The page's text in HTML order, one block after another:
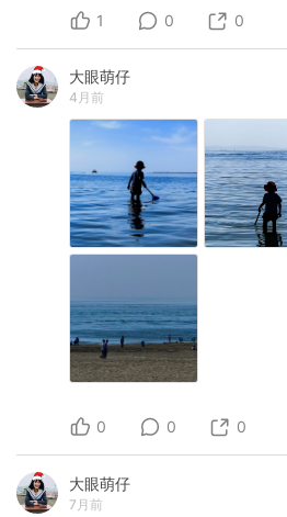
1 0 0
大眼萌仔
4月前
0 0 0
大眼萌仔
7月前